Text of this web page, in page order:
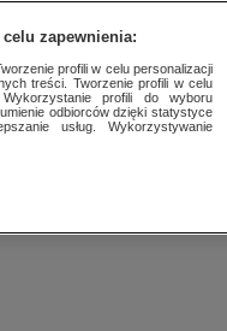
zapewnienia:
profili w celu personalizacji
treści. Tworzenie profili w celu
profili do wyboru
odbiorców dzięki statystyce
usług. Wykorzystywanie